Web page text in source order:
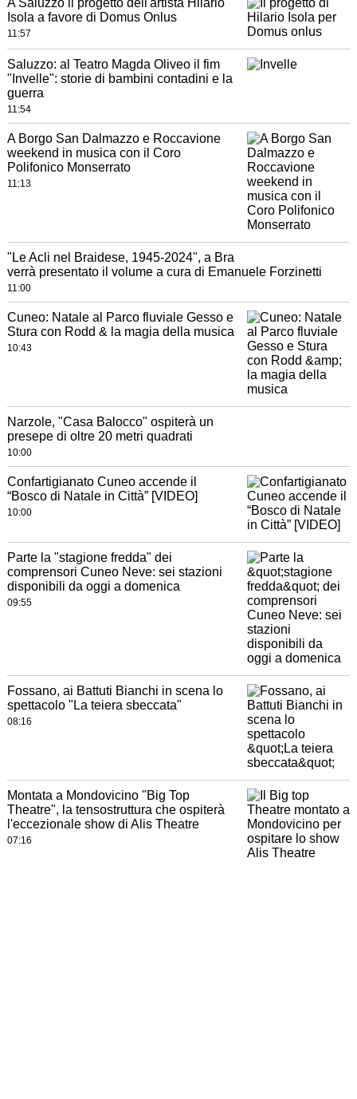
A Saluzzo il progetto dell'artista Hilario
Isola a favore di Domus Onlus
11:57
Saluzzo: al Teatro Magda Oliveo il fim
"Invelle": storie di bambini contadini e la
guerra
11:54
A Borgo San Dalmazzo e Roccavione
weekend in musica con il Coro
Polifonico Monserrato
11:13
"Le Acli nel Braidese, 1945-2024", a Bra
verrà presentato il volume a cura di Emanuele Forzinetti
11:00
Cuneo: Natale al Parco fluviale Gesso e
Stura con Rodd & la magia della musica
10:43
Narzole, "Casa Balocco" ospiterà un
presepe di oltre 20 metri quadrati
10:00
Confartigianato Cuneo accende il
“Bosco di Natale in Città” [VIDEO]
10:00
Parte la "stagione fredda" dei
comprensori Cuneo Neve: sei stazioni
disponibili da oggi a domenica
09:55
Fossano, ai Battuti Bianchi in scena lo
spettacolo "La teiera sbeccata"
08:16
Montata a Mondovicino "Big Top
Theatre", la tensostruttura che ospiterà
l'eccezionale show di Alis Theatre
07:16